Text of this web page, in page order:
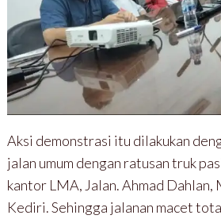
Aksi demonstrasi itu dilakukan
jalan umum dengan ratusan truk
kantor LMA, Jalan. Ahmad
Kediri. Sehingga jalanan macet